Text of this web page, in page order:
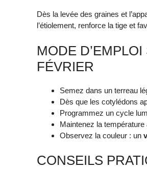
Dès la levée des graines et
l’étiolement, renforce la tige et
MODE
FÉVRIER
Semez dans un terreau
Dès que les cotylédons
Programmez un cycle
Maintenez la température
Observez la couleur : un
CONSEILS